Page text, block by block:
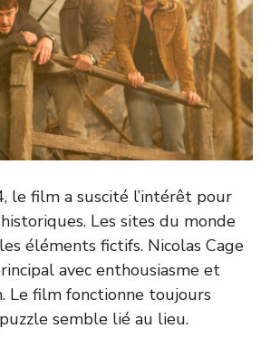
le film a suscité l’intérêt pour
Les sites du monde
éléments fictifs. Nicolas Cage
avec enthousiasme et
Le film fonctionne toujours
semble lié au lieu.